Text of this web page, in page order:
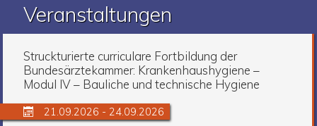
Veranstaltungen
Struckturierte curriculare Fortbildung der
Bundesärztekammer: Krankenhaushygiene –
Modul IV – Bauliche und technische Hygiene
21.09.2026 - 24.09.2026